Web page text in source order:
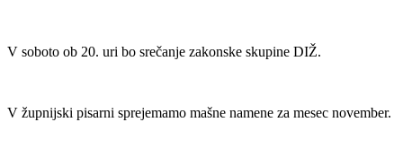
V soboto ob 20. uri bo srečanje zakonske skupine DIŽ.
V župnijski pisarni sprejemamo mašne namene za mesec november.